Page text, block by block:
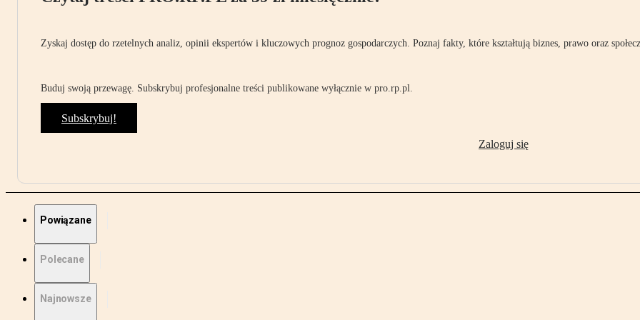
Zyskaj dostęp do rzetelnych analiz, opinii ekspertów i kluczowych prognoz gospodarczych. Poznaj fakty, które kształtują biznes, prawo oraz
Buduj swoją przewagę. Subskrybuj profesjonalne treści publikowane wyłącznie w pro.rp.pl.
Subskrybuj!
Zaloguj się
Powiązane
Polecane
Najnowsze